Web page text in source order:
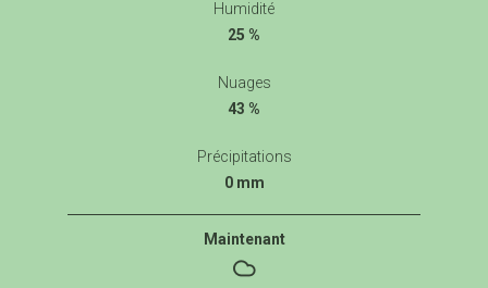
Humidité
25 %
Nuages
43 %
Précipitations
0 mm
Maintenant